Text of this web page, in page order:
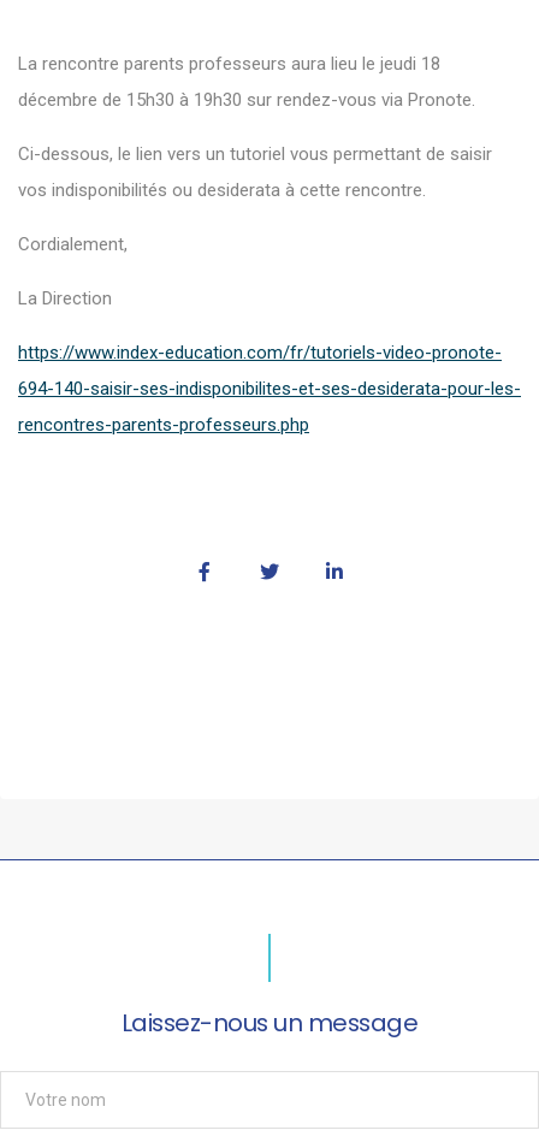
La rencontre parents professeurs aura lieu le jeudi 18
décembre de 15h30 à 19h30 sur rendez-vous via Pronote.
Ci-dessous, le lien vers un tutoriel vous permettant de saisir
vos indisponibilités ou desiderata à cette rencontre.
Cordialement,
La Direction
https://www.index-education.com/fr/tutoriels-video-pronote-
694-140-saisir-ses-indisponibilites-et-ses-desiderata-pour-les-
rencontres-parents-professeurs.php
Laissez-nous un message